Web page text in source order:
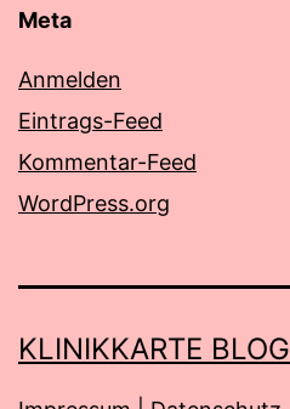
Meta
Anmelden
Eintrags-Feed
Kommentar-Feed
WordPress.org
KLINIKKARTE BLOG